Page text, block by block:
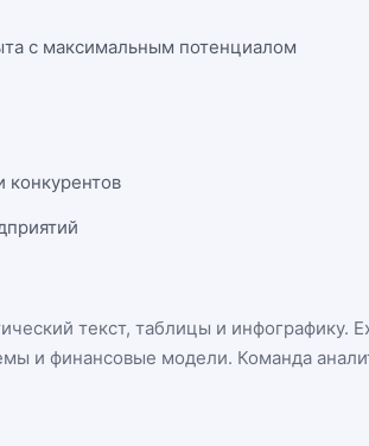
с максимальным потенциалом
конкурентов
текст, таблицы и инфографику.
и финансовые модели. Команда